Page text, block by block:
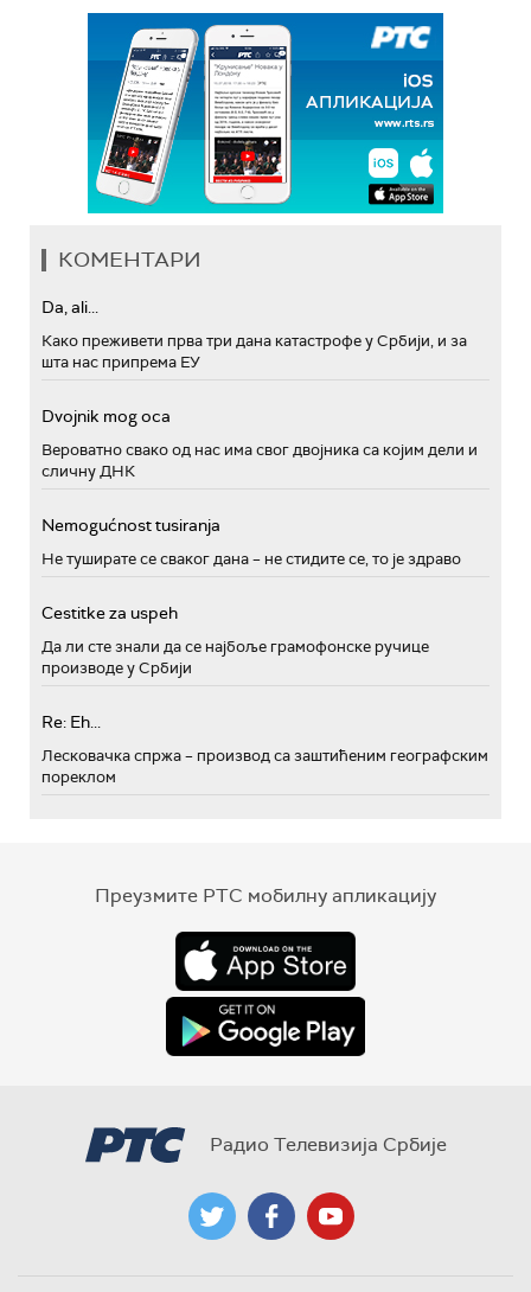
КОМЕНТАРИ
Da, ali...
Како преживети прва три дана катастрофе у Србији, и за
шта нас припрема ЕУ
Dvojnik mog oca
Вероватно свако од нас има свог двојника са којим дели и
сличну ДНК
Nemogućnost tusiranja
Не туширате се сваког дана – не стидите се, то је здраво
Cestitke za uspeh
Да ли сте знали да се најбоље грамофонске ручице
производе у Србији
Re: Eh...
Лесковачка спржа – производ са заштићеним географским
пореклом
Преузмите РТС мобилну апликацију
Радио Телевизија Србије